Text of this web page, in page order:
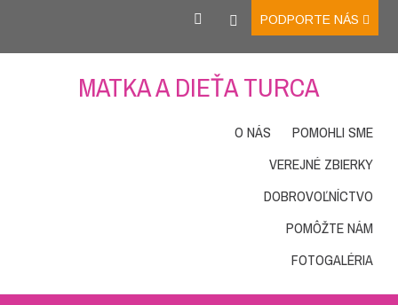
PODPORTE NÁS
MATKA A DIEŤA TURCA
O NÁS
POMOHLI SME
VEREJNÉ ZBIERKY
DOBROVOĽNÍCTVO
POMÔŽTE NÁM
FOTOGALÉRIA